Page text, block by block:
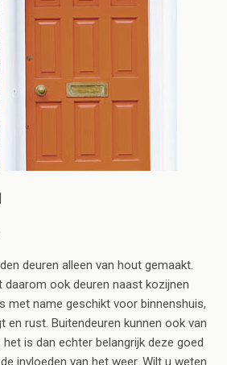
deuren alleen van hout gemaakt.
daarom ook deuren naast kozijnen
met name geschikt voor binnenshuis,
en rust. Buitendeuren kunnen ook van
is dan echter belangrijk deze goed
invloeden van het weer. Wilt u weten